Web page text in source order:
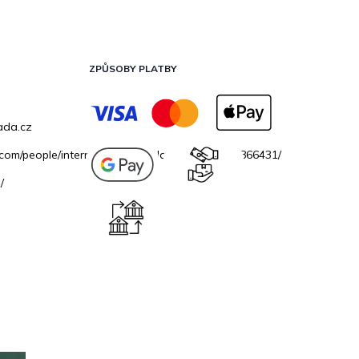
people/internetovazahradacz/100069706866431/
ZPŮSOBY PLATBY